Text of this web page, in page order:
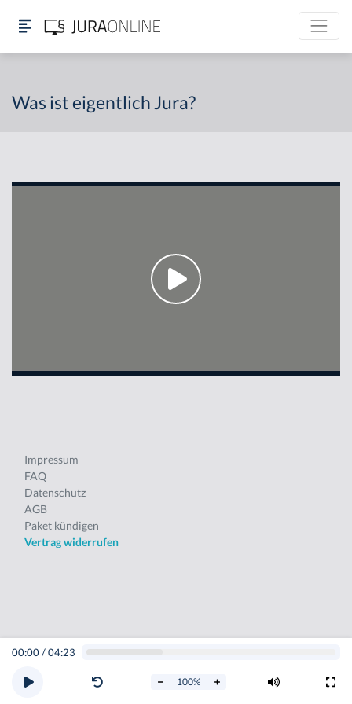
Was ist eigentlich Jura?
00:00/04:23
100%
Impressum
FAQ
Datenschutz
AGB
Paket kündigen
Vertrag widerrufen